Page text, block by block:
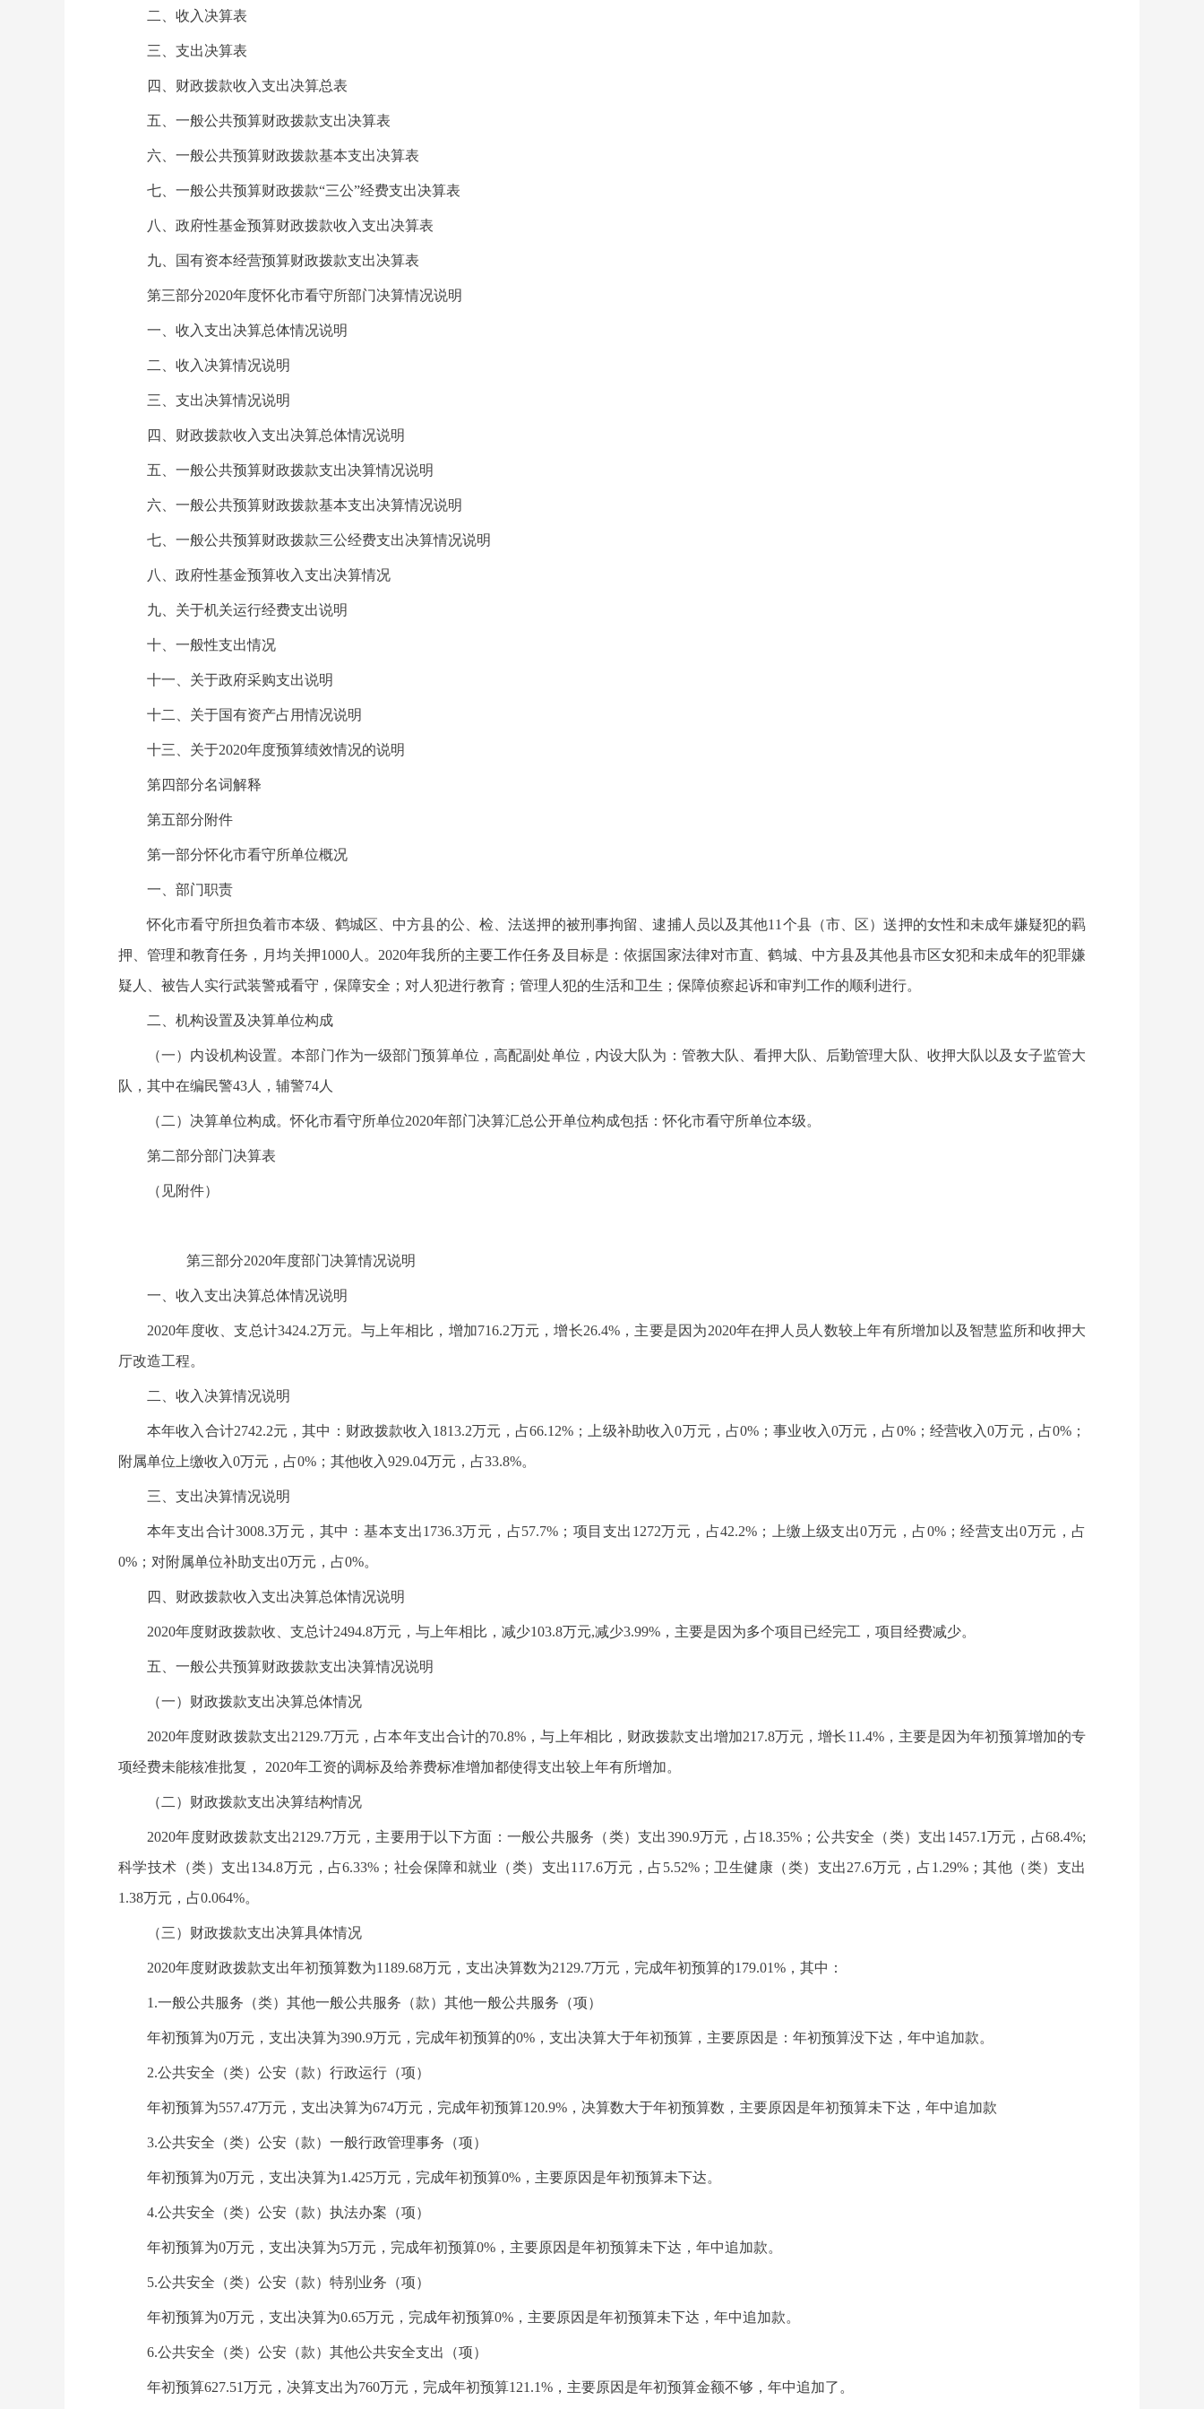
二、收入决算表
三、支出决算表
四、财政拨款收入支出决算总表
五、一般公共预算财政拨款支出决算表
六、一般公共预算财政拨款基本支出决算表
七、一般公共预算财政拨款“三公”经费支出决算表
八、政府性基金预算财政拨款收入支出决算表
九、国有资本经营预算财政拨款支出决算表
第三部分2020年度怀化市看守所部门决算情况说明
一、收入支出决算总体情况说明
二、收入决算情况说明
三、支出决算情况说明
四、财政拨款收入支出决算总体情况说明
五、一般公共预算财政拨款支出决算情况说明
六、一般公共预算财政拨款基本支出决算情况说明
七、一般公共预算财政拨款三公经费支出决算情况说明
八、政府性基金预算收入支出决算情况
九、关于机关运行经费支出说明
十、一般性支出情况
十一、关于政府采购支出说明
十二、关于国有资产占用情况说明
十三、关于2020年度预算绩效情况的说明
第四部分名词解释
第五部分附件
第一部分怀化市看守所单位概况
一、部门职责
怀化市看守所担负着市本级、鹤城区、中方县的公、检、法送押的被刑事拘留、逮捕人员以及其他11个县（市、区）送押的女性和未成年嫌疑犯的羁
押、管理和教育任务，月均关押1000人。2020年我所的主要工作任务及目标是：依据国家法律对市直、鹤城、中方县及其他县市区女犯和未成年的犯罪嫌
疑人、被告人实行武装警戒看守，保障安全；对人犯进行教育；管理人犯的生活和卫生；保障侦察起诉和审判工作的顺利进行。
二、机构设置及决算单位构成
（一）内设机构设置。本部门作为一级部门预算单位，高配副处单位，内设大队为：管教大队、看押大队、后勤管理大队、收押大队以及女子监管大
队，其中在编民警43人，辅警74人
（二）决算单位构成。怀化市看守所单位2020年部门决算汇总公开单位构成包括：怀化市看守所单位本级。
第二部分部门决算表
（见附件）
第三部分2020年度部门决算情况说明
一、收入支出决算总体情况说明
2020年度收、支总计3424.2万元。与上年相比，增加716.2万元，增长26.4%，主要是因为2020年在押人员人数较上年有所增加以及智慧监所和收押大
厅改造工程。
二、收入决算情况说明
本年收入合计2742.2元，其中：财政拨款收入1813.2万元，占66.12%；上级补助收入0万元，占0%；事业收入0万元，占0%；经营收入0万元，占0%；
附属单位上缴收入0万元，占0%；其他收入929.04万元，占33.8%。
三、支出决算情况说明
本年支出合计3008.3万元，其中：基本支出1736.3万元，占57.7%；项目支出1272万元，占42.2%；上缴上级支出0万元，占0%；经营支出0万元，占
0%；对附属单位补助支出0万元，占0%。
四、财政拨款收入支出决算总体情况说明
2020年度财政拨款收、支总计2494.8万元，与上年相比，减少103.8万元,减少3.99%，主要是因为多个项目已经完工，项目经费减少。
五、一般公共预算财政拨款支出决算情况说明
（一）财政拨款支出决算总体情况
2020年度财政拨款支出2129.7万元，占本年支出合计的70.8%，与上年相比，财政拨款支出增加217.8万元，增长11.4%，主要是因为年初预算增加的专
项经费未能核准批复， 2020年工资的调标及给养费标准增加都使得支出较上年有所增加。
（二）财政拨款支出决算结构情况
2020年度财政拨款支出2129.7万元，主要用于以下方面：一般公共服务（类）支出390.9万元，占18.35%；公共安全（类）支出1457.1万元，占68.4%;
科学技术（类）支出134.8万元，占6.33%；社会保障和就业（类）支出117.6万元，占5.52%；卫生健康（类）支出27.6万元，占1.29%；其他（类）支出
1.38万元，占0.064%。
（三）财政拨款支出决算具体情况
2020年度财政拨款支出年初预算数为1189.68万元，支出决算数为2129.7万元，完成年初预算的179.01%，其中：
1.一般公共服务（类）其他一般公共服务（款）其他一般公共服务（项）
年初预算为0万元，支出决算为390.9万元，完成年初预算的0%，支出决算大于年初预算，主要原因是：年初预算没下达，年中追加款。
2.公共安全（类）公安（款）行政运行（项）
年初预算为557.47万元，支出决算为674万元，完成年初预算120.9%，决算数大于年初预算数，主要原因是年初预算未下达，年中追加款
3.公共安全（类）公安（款）一般行政管理事务（项）
年初预算为0万元，支出决算为1.425万元，完成年初预算0%，主要原因是年初预算未下达。
4.公共安全（类）公安（款）执法办案（项）
年初预算为0万元，支出决算为5万元，完成年初预算0%，主要原因是年初预算未下达，年中追加款。
5.公共安全（类）公安（款）特别业务（项）
年初预算为0万元，支出决算为0.65万元，完成年初预算0%，主要原因是年初预算未下达，年中追加款。
6.公共安全（类）公安（款）其他公共安全支出（项）
年初预算627.51万元，决算支出为760万元，完成年初预算121.1%，主要原因是年初预算金额不够，年中追加了。